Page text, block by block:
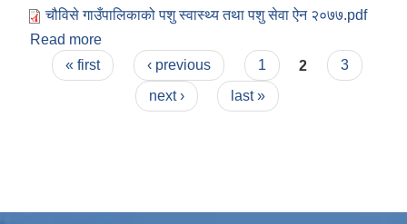
चौविसे गाउँपालिकाको पशु स्वास्थ्य तथा पशु सेवा ऐन २०७७.pdf
Read more
२०७७
Pages
« first ‹ previous 1 2
3
next ›
last »